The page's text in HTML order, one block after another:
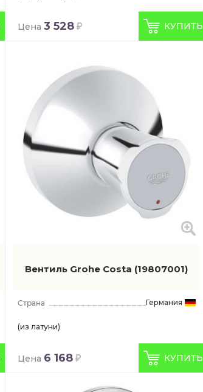
Цена 3 528 КУПИТЬ
Вентиль Grohe Costa (19807001)
Германия
(из латуни)
Цена 6 168 КУПИТЬ